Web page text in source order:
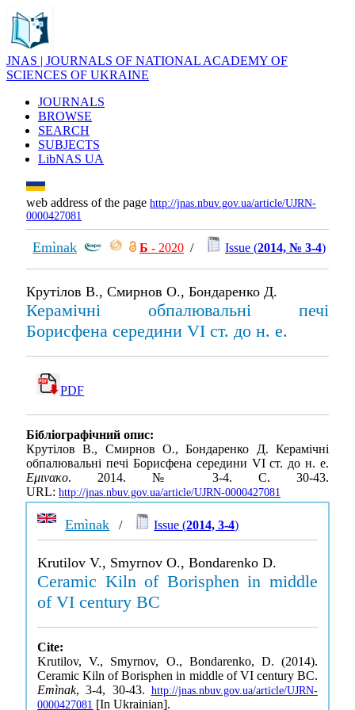
JNAS | JOURNALS OF NATIONAL ACADEMY OF
SCIENCES OF UKRAINE
JOURNALS
BROWSE
SEARCH
SUBJECTS
LibNAS UA
web address of the page http://jnas.nbuv.gov.ua/article/UJRN-
0000427081
Emìnak Б - 2020 / Issue (2014, № 3-4)
Крутілов В., Смирнов О., Бондаренко Д.
Керамічні обпалювальні печі
Борисфена середини VI ст. до н. е.
PDF
Бібліографічний опис:
Крутілов В., Смирнов О., Бондаренко Д. Керамічні
обпалювальні печі Борисфена середини VI ст. до н. е.
Εμινακο. 2014. № 3-4. С. 30-43.
URL: http://jnas.nbuv.gov.ua/article/UJRN-0000427081
Emìnak / Issue (2014, 3-4)
Krutilov V., Smyrnov O., Bondarenko D.
Ceramic Kiln of Borisphen in middle
of VI century BC
Cite:
Krutilov, V., Smyrnov, O., Bondarenko, D. (2014).
Ceramic Kiln of Borisphen in middle of VI century BC.
Emìnak, 3-4, 30-43. http://jnas.nbuv.gov.ua/article/UJRN-
0000427081 [In Ukrainian].